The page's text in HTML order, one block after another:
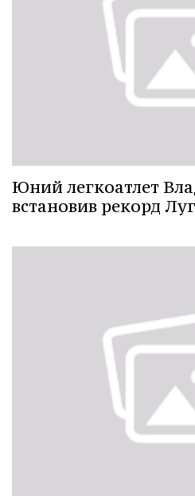
Юний легкоатлет
встановив рекорд